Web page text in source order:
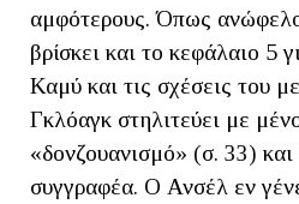
αμφότερους. Όπως
βρίσκει και το κεφάλαιο 5
Καμύ και τις σχέσεις του
Γκλόαγκ στηλιτεύει με
«δονζουανισμό» (σ. 33)
συγγραφέα. Ο Ανσέλ εν